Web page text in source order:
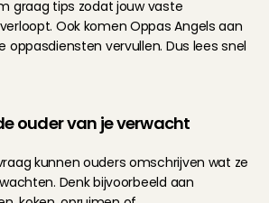
graag tips zodat jouw vaste
Ook komen Oppas Angels aan
oppasdiensten vervullen. Dus lees snel
ouder van je verwacht
kunnen ouders omschrijven wat ze
Denk bijvoorbeeld aan